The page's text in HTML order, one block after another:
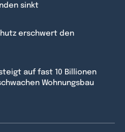
sinkt
erschwert den
auf fast 10 Billionen
Wohnungsbau